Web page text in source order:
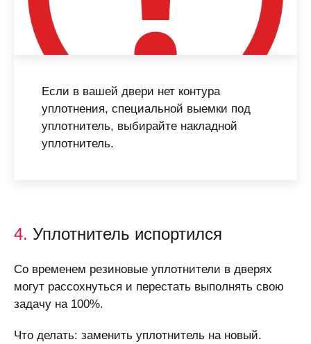
Если в вашей двери нет контура
уплотнения, специальной выемки под
уплотнитель, выбирайте накладной
уплотнитель.
4. Уплотнитель испортился
Со временем резиновые уплотнители в дверях
могут рассохнуться и перестать выполнять свою
задачу на 100%.
Что делать: заменить уплотнитель на новый.